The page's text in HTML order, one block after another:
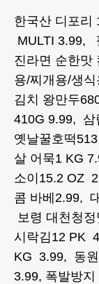
한국산 디포리
MULTI 3.99,
진라면 순한맛
용/찌개용/생
김치 왕만두
410G 9.99, 삼
옛날꿀호떡
살 어묵1 KG
소이15.2 OZ
콤 바베2.99,
보령 대천청
시락김12 PK
KG 3.99, 동원
3.99, 폭발방